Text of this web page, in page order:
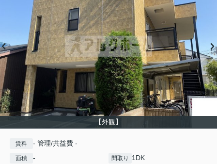
【外観】
賃料 - 管理/共益費 -
面積 - 間取り 1DK